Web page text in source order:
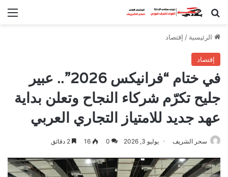
بحث عن
الرئيسية / إقتصاد
إقتصاد
في ختام “فرانيكس 2026”.. عبير
جليح تكرّم شركاء النجاح وتعلن بداية
عهد جديد للامتياز التجاري العربي
سحر الشريف يوليو 3, 2026 0
16